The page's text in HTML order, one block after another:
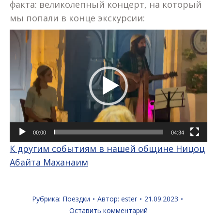
факта: великолепный концерт, на который
мы попали в конце экскурсии:
Видеоплеер
00:00 04:34
К другим событиям в нашей общине Ницоц
Абайта Маханаим
Рубрика: Поездки Автор: ester
21.09.2023
Оставить комментарий